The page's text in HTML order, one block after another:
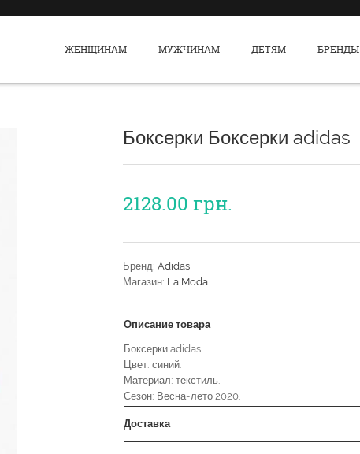
ЖЕНЩИНАМ МУЖЧИНАМ ДЕТЯМ БРЕНДЫ
Боксерки Боксерки adidas
2128.00 грн.
Бренд: Adidas
Магазин: La Moda
Описание товара
Боксерки adidas.
Цвет: синий.
Материал: текстиль.
Сезон: Весна-лето 2020.
Доставка